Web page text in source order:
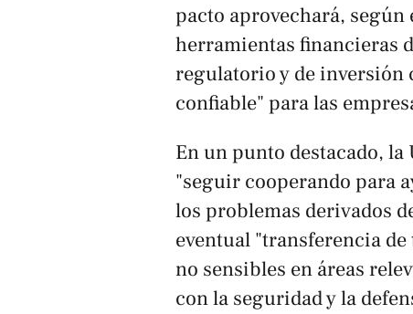
pacto aprovechará,
herramientas financieras
regulatorio y de inversión
confiable" para las
En un punto destacado,
"seguir cooperando para
los problemas derivados
eventual "transferencia
no sensibles en áreas
con la seguridad y la